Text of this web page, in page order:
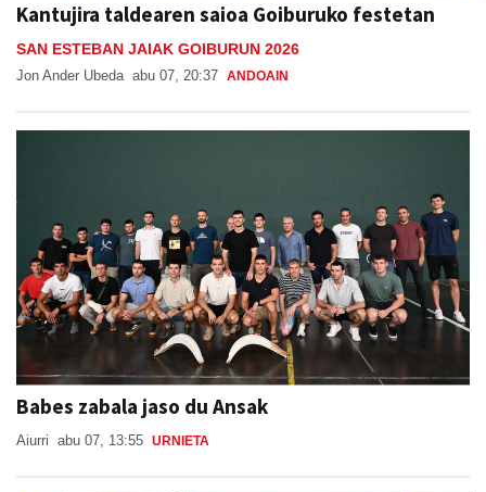
Kantujira taldearen saioa Goiburuko festetan
SAN ESTEBAN JAIAK GOIBURUN 2026
Jon Ander Ubeda abu 07, 20:37 ANDOAIN
Babes zabala jaso du Ansak
Aiurri abu 07, 13:55 URNIETA